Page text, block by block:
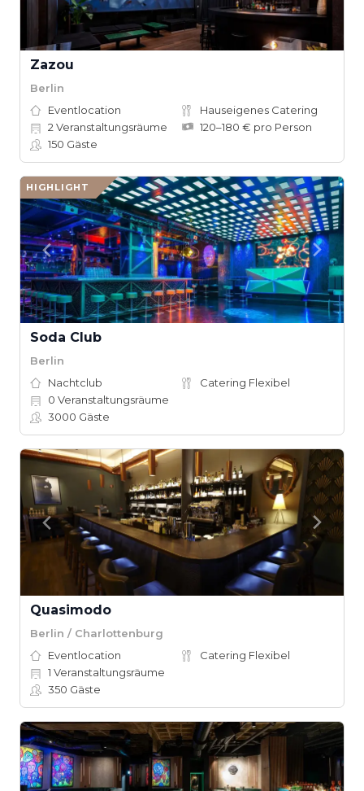
Zazou
Berlin
Eventlocation
Hauseigenes Catering
2 Veranstaltungsräume
120–180 € pro Person
150 Gäste
HIGHLIGHT
Soda Club
Berlin
Nachtclub
Catering Flexibel
0 Veranstaltungsräume
3000 Gäste
Quasimodo
Berlin / Charlottenburg
Eventlocation
Catering Flexibel
1 Veranstaltungsräume
350 Gäste